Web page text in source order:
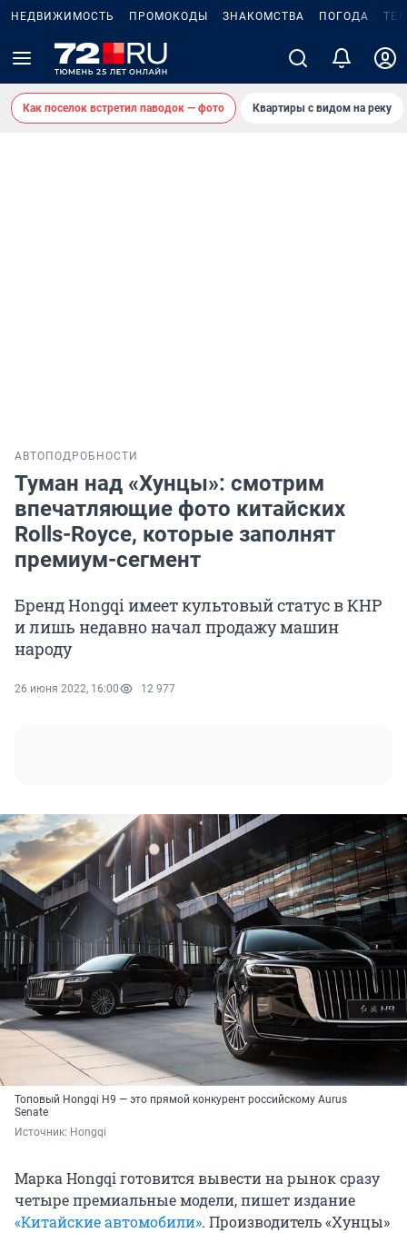
НЕДВИЖИМОСТЬ ПРОМОКОДЫ ЗНАКОМСТВА ПОГОДА
Как поселок встретил паводок — фото Квартиры с видом на реку
АВТО ПОДРОБНОСТИ
Туман над «Хунцы»: смотрим
впечатляющие фото китайских
Rolls-Royce, которые заполнят
премиум-сегмент
Бренд Hongqi имеет культовый статус в КНР
и лишь недавно начал продажу машин
народу
26 июня 2022, 16:00 12 977
Топовый Hongqi H9 — это прямой конкурент российскому Aurus
Senate
Источник: Hongqi
Марка Hongqi готовится вывести на рынок сразу
четыре премиальные модели, пишет издание
«Китайские автомобили». Производитель «Хунцы»